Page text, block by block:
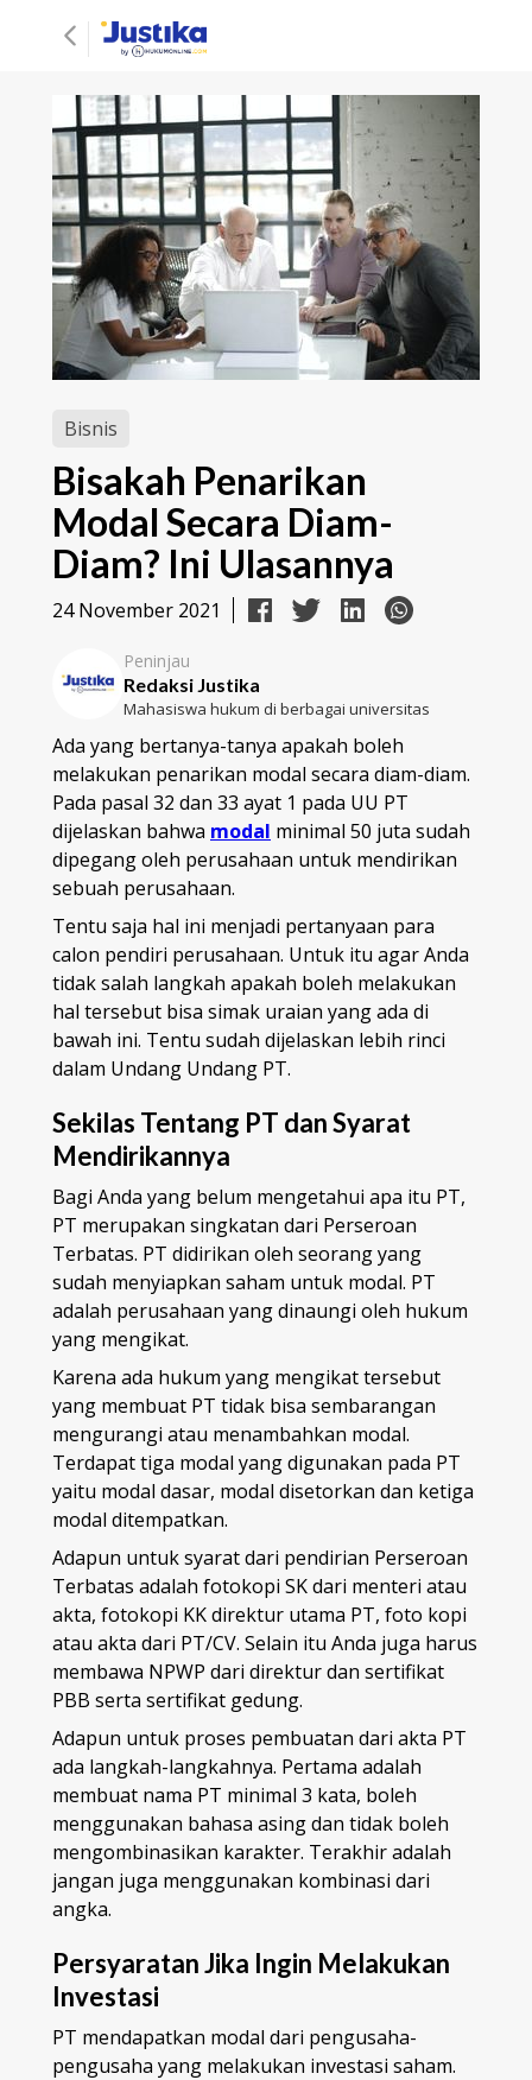
Bisnis
Bisakah Penarikan
Modal Secara Diam-
Diam? Ini Ulasannya
24 November 2021
Peninjau
Redaksi Justika
Mahasiswa hukum di berbagai universitas
Ada yang bertanya-tanya apakah boleh
melakukan penarikan modal secara diam-diam.
Pada pasal 32 dan 33 ayat 1 pada UU PT
dijelaskan bahwa modal minimal 50 juta sudah
dipegang oleh perusahaan untuk mendirikan
sebuah perusahaan.
Tentu saja hal ini menjadi pertanyaan para
calon pendiri perusahaan. Untuk itu agar Anda
tidak salah langkah apakah boleh melakukan
hal tersebut bisa simak uraian yang ada di
bawah ini. Tentu sudah dijelaskan lebih rinci
dalam Undang Undang PT.
Sekilas Tentang PT dan Syarat
Mendirikannya
Bagi Anda yang belum mengetahui apa itu PT,
PT merupakan singkatan dari Perseroan
Terbatas. PT didirikan oleh seorang yang
sudah menyiapkan saham untuk modal. PT
adalah perusahaan yang dinaungi oleh hukum
yang mengikat.
Karena ada hukum yang mengikat tersebut
yang membuat PT tidak bisa sembarangan
mengurangi atau menambahkan modal.
Terdapat tiga modal yang digunakan pada PT
yaitu modal dasar, modal disetorkan dan ketiga
modal ditempatkan.
Adapun untuk syarat dari pendirian Perseroan
Terbatas adalah fotokopi SK dari menteri atau
akta, fotokopi KK direktur utama PT, foto kopi
atau akta dari PT/CV. Selain itu Anda juga harus
membawa NPWP dari direktur dan sertifikat
PBB serta sertifikat gedung.
Adapun untuk proses pembuatan dari akta PT
ada langkah-langkahnya. Pertama adalah
membuat nama PT minimal 3 kata, boleh
menggunakan bahasa asing dan tidak boleh
mengombinasikan karakter. Terakhir adalah
jangan juga menggunakan kombinasi dari
angka.
Persyaratan Jika Ingin Melakukan
Investasi
PT mendapatkan modal dari pengusaha-
pengusaha yang melakukan investasi saham.